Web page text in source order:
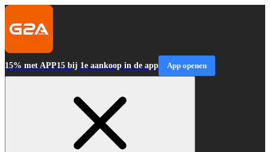
15% met APP15 bij 1e aankoop in de app App openen